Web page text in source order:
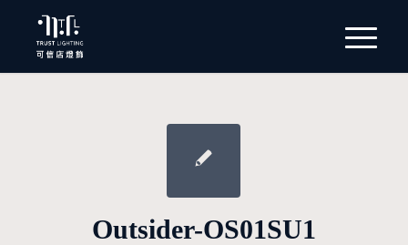
Outsider-OS01SU1